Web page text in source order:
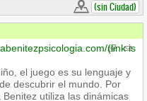
(sin Ciudad)
(link is
el juego es su lenguaje y
descubrir el mundo. Por
Benitez utiliza las dinámicas